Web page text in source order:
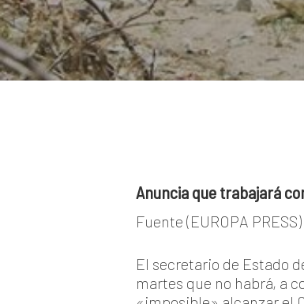
Anuncia que trabajará
Fuente
El secretario de Estado
martes que no habrá, a